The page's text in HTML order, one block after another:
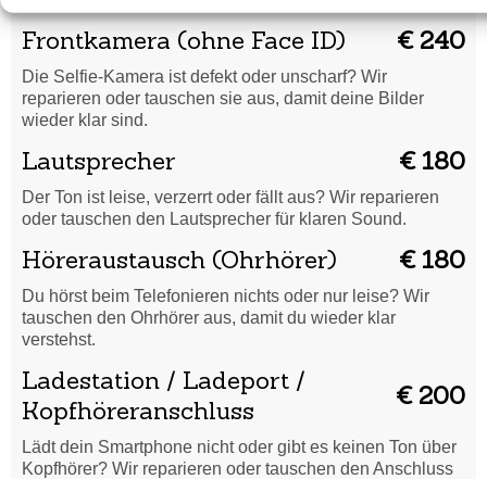
Frontkamera (ohne Face ID) € 240
Die Selfie-Kamera ist defekt oder unscharf? Wir
reparieren oder tauschen sie aus, damit deine Bilder
wieder klar sind.
Lautsprecher € 180
Der Ton ist leise, verzerrt oder fällt aus? Wir reparieren
oder tauschen den Lautsprecher für klaren Sound.
Höreraustausch (Ohrhörer) € 180
Du hörst beim Telefonieren nichts oder nur leise? Wir
tauschen den Ohrhörer aus, damit du wieder klar
verstehst.
Ladestation / Ladeport /
Kopfhöreranschluss
€ 200
Lädt dein Smartphone nicht oder gibt es keinen Ton über
Kopfhörer? Wir reparieren oder tauschen den Anschluss